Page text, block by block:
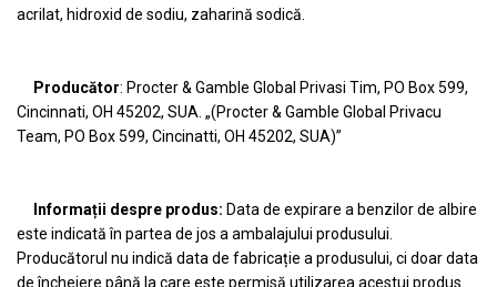
acrilat, hidroxid de sodiu, zaharină sodică.
Producător: Procter & Gamble Global Privasi Tim, PO Box 599,
Cincinnati, OH 45202, SUA. „(Procter & Gamble Global Privacu
Team, PO Box 599, Cincinatti, OH 45202, SUA)”
Informații despre produs: Data de expirare a benzilor de albire
este indicată în partea de jos a ambalajului produsului.
Producătorul nu indică data de fabricație a produsului, ci doar data
de încheiere până la care este permisă utilizarea acestui produs.